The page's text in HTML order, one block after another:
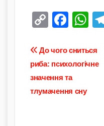
C
p
y
Li
F
c
e
b
W
at
s
Навігація
записів
До чого сниться
риба: психологічне
значення та
тлумачення сну